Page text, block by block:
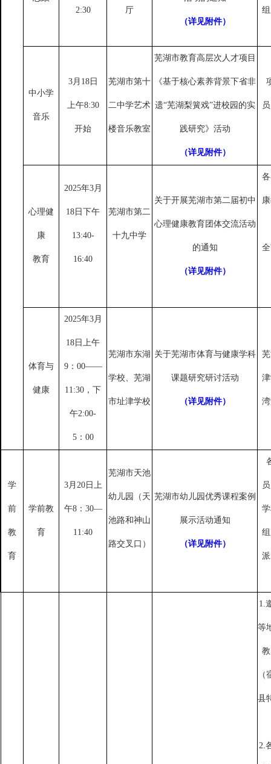
2:30
厅
（详见附件）
中小学
音乐
3月18日
上午8:30
开始
芜湖市第十
二中学艺术
楼音乐教室
芜湖市教育高层次人才项目
《基于核心素养背景下省非
遗“芜湖梨簧戏”进校园的实
践研究》活动
（详见附件）
心理健
康
教育
2025年3月
18日下午
13:40-
16:40
芜湖市第二
十九中学
关于开展芜湖市第二届初中
心理健康教育团体交流活动
的通知
（详见附件）
体育与
健康
2025年3月
18日上午
9：00——
11:30，下
午2:00-
5：00
芜湖市东湖
学校、芜湖
市址津学校
关于芜湖市体育与健康学科
课题研究研讨活动
（详见附件）
学
前
教
育
学前教
育
3月20日上
午8：30—
11:40
芜湖市天池
幼儿园（天
池路和神山
路交叉口）
芜湖市幼儿园优秀课程案例
展示活动通知
（详见附件）
派
1.
等
县
2.